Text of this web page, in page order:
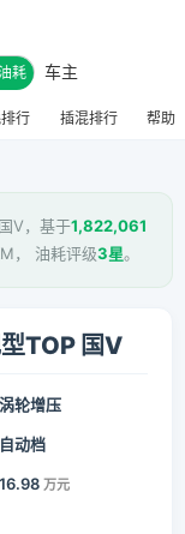
耗 车主
行 插混排行 帮助
V，基于1,822,061
， 油耗评级3星。
TOP 国V
涡轮增压
自动档
16.98 万元